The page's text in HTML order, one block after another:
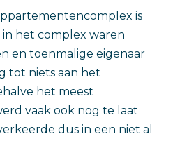
is
in het complex waren
en toenmalige eigenaar
tot niets aan het
het meest
vaak ook nog te laat
dus in een niet al